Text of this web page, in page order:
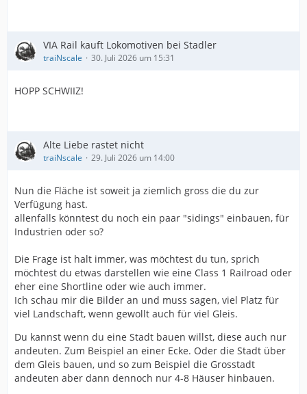
VIA Rail kauft Lokomotiven bei Stadler
traiNscale 30. Juli 2026 um 15:31
HOPP SCHWIIZ!
Alte Liebe rastet nicht
traiNscale 29. Juli 2026 um 14:00
Nun die Fläche ist soweit ja ziemlich gross die du zur
Verfügung hast.
allenfalls könntest du noch ein paar "sidings" einbauen, für
Industrien oder so?
Die Frage ist halt immer, was möchtest du tun, sprich
möchtest du etwas darstellen wie eine Class 1 Railroad oder
eher eine Shortline oder wie auch immer.
Ich schau mir die Bilder an und muss sagen, viel Platz für
viel Landschaft, wenn gewollt auch für viel Gleis.
Du kannst wenn du eine Stadt bauen willst, diese auch nur
andeuten. Zum Beispiel an einer Ecke. Oder die Stadt über
dem Gleis bauen, und so zum Beispiel die Grosstadt
andeuten aber dann dennoch nur 4-8 Häuser hinbauen.